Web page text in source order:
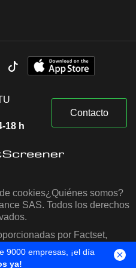
18 h
Contacto
cookies¿Quiénes somos?
SAS. Todos los derechos
por Factset,
Capital IQ
9000 empresas, ¡el día
ya!